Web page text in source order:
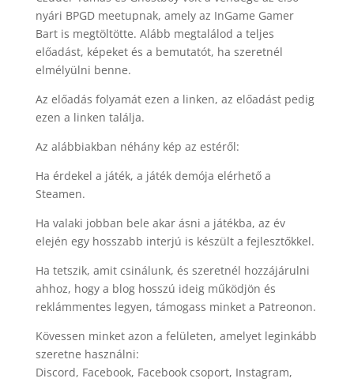
nyári BPGD meetupnak, amely az InGame Gamer
Bart is megtöltötte. Alább megtalálod a teljes
előadást, képeket és a bemutatót, ha szeretnél
elmélyülni benne.
Az előadás folyamát ezen a linken, az előadást pedig
ezen a linken találja.
Az alábbiakban néhány kép az estéről:
Ha érdekel a játék, a játék demója elérhető a
Steamen.
Ha valaki jobban bele akar ásni a játékba, az év
elején egy hosszabb interjú is készült a fejlesztőkkel.
Ha tetszik, amit csinálunk, és szeretnél hozzájárulni
ahhoz, hogy a blog hosszú ideig működjön és
reklámmentes legyen, támogass minket a Patreonon.
Kövessen minket azon a felületen, amelyet leginkább
szeretne használni:
Discord, Facebook, Facebook csoport, Instagram,